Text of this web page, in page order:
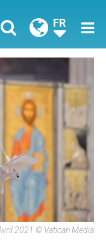
FR
2021 © Vatican Media